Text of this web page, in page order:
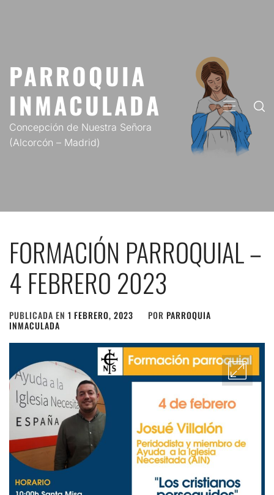
PARROQUIA
INMACULADA
Concepción de Nuestra Señora
(Alcorcón – Madrid)
MENÚ
FORMACIÓN PARROQUIAL –
4 FEBRERO 2023
PUBLICADA EN 1 FEBRERO, 2023 POR PARROQUIA
INMACULADA